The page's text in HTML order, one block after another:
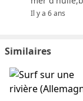
Il y a 6 ans
Similaires